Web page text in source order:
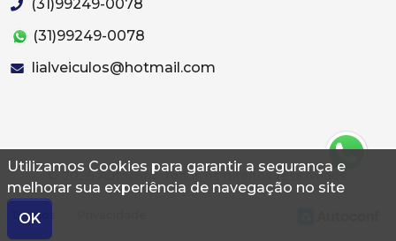
Utilizamos Cookies para garantir a segurança e
melhorar sua experiência de navegação no site
OK
(31)99249-0078
(31)99249-0078
lialveiculos@hotmail.com
© 2026 Autoconf. Todos os direitos reservados.
Termos